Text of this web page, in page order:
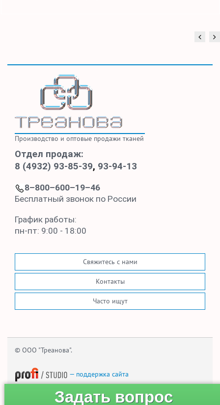
Производство и оптовые продажи тканей
Отдел продаж:
8 (4932) 93-85-39, 93-94-13
8–800–600–19–46
Бесплатный звонок по России
График работы:
пн-пт: 9:00 - 18:00
Свяжитесь с нами
Контакты
Часто ищут
© ООО "Треанова".
— поддержка сайта
Задать вопрос